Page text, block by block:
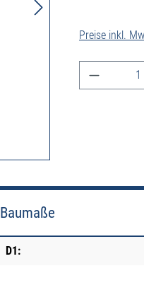
Preise inkl.
Produkt
Baumaße
D1: